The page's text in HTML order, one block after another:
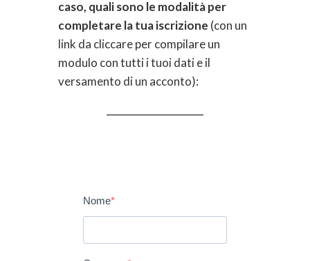
caso, quali sono le modalità per
completare la tua iscrizione (con un
link da cliccare per compilare un
modulo con tutti i tuoi dati e il
versamento di un acconto):